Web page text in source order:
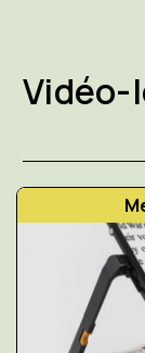
Vidéo-